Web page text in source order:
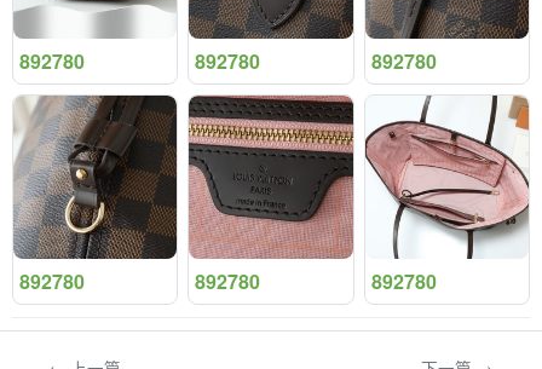
892780 892780 892780
892780 892780 892780